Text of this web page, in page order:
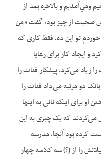
ومي‌آمدیم و بالاخره بعد از
صحبت از چيز بود، گفت «من
تو این ده، فقط کاری که
ايجاد کار برای رعایا
می‌‌‌کرد، پیشکار قنات را
دو مرتبه می‌‌‌داد قنات را
برای اینکه نانی به اینها
می‌‌‌کردند که یک چیزی به این
کرده بود آنجا، مدرسه
را از (؟) سه کلاسه چهار